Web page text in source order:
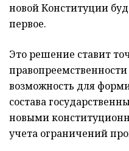
новой Конституции
первое.
Это решение ставит
возможность для
состава
новыми
учета ограничений